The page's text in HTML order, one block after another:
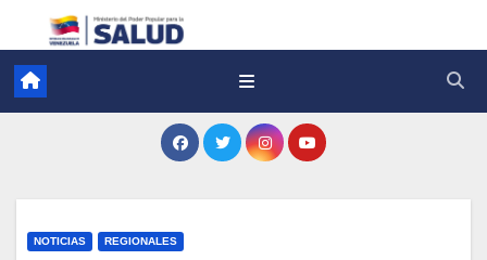
NOTICIAS REGIONALES